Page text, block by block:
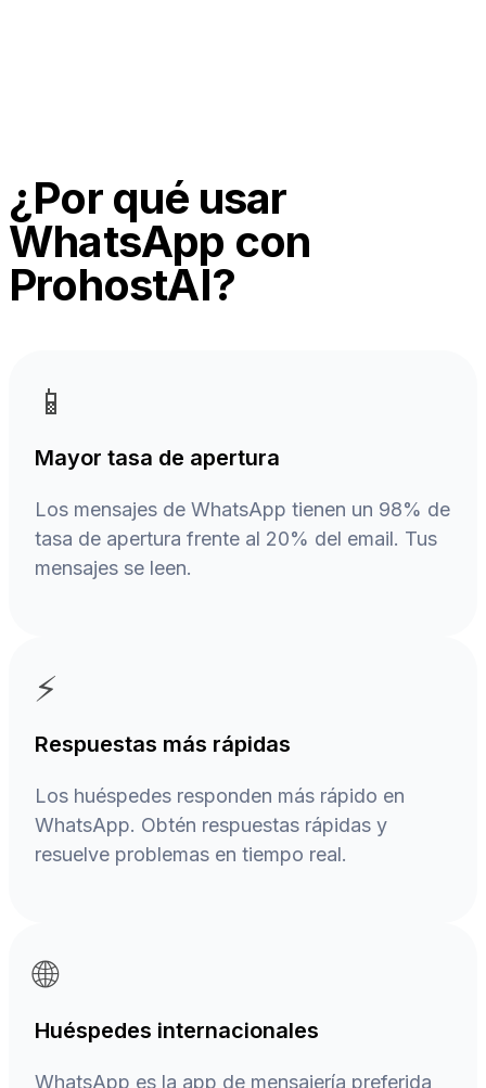
¿Por qué usar
WhatsApp con
ProhostAI?
📱
Mayor tasa de apertura
Los mensajes de WhatsApp tienen un 98% de
tasa de apertura frente al 20% del email. Tus
mensajes se leen.
⚡
Respuestas más rápidas
Los huéspedes responden más rápido en
WhatsApp. Obtén respuestas rápidas y
resuelve problemas en tiempo real.
🌐
Huéspedes internacionales
WhatsApp es la app de mensajería preferida